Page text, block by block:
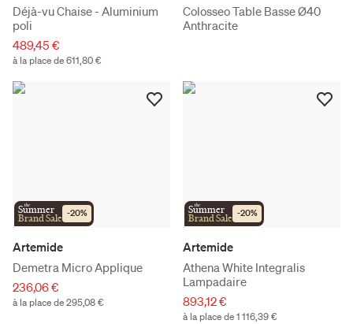
Déjà-vu Chaise - Aluminium
poli
489,45 €
à la place de 611,80 €
Colosseo Table Basse Ø40
Anthracite
the
Summer
Brand Sale -20%
Artemide
Demetra Micro Applique
236,06 €
à la place de 295,08 €
the
Summer
Brand Sale -20%
Artemide
Athena White Integralis
Lampadaire
893,12 €
à la place de 1 116,39 €